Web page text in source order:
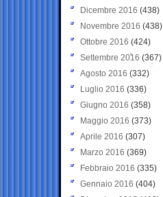
Dicembre 2016 (438)
Novembre 2016 (438)
Ottobre 2016 (424)
Settembre 2016 (367)
Agosto 2016 (332)
Luglio 2016 (336)
Giugno 2016 (358)
Maggio 2016 (373)
Aprile 2016 (307)
Marzo 2016 (369)
Febbraio 2016 (335)
Gennaio 2016 (404)